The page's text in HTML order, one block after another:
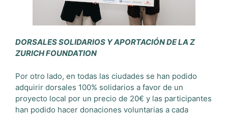
DORSALES SOLIDARIOS Y APORTACIÓN DE LA Z
ZURICH FOUNDATION
Por otro lado, en todas las ciudades se han podido
adquirir dorsales 100% solidarios a favor de un
proyecto local por un precio de 20€ y las participantes
han podido hacer donaciones voluntarias a cada